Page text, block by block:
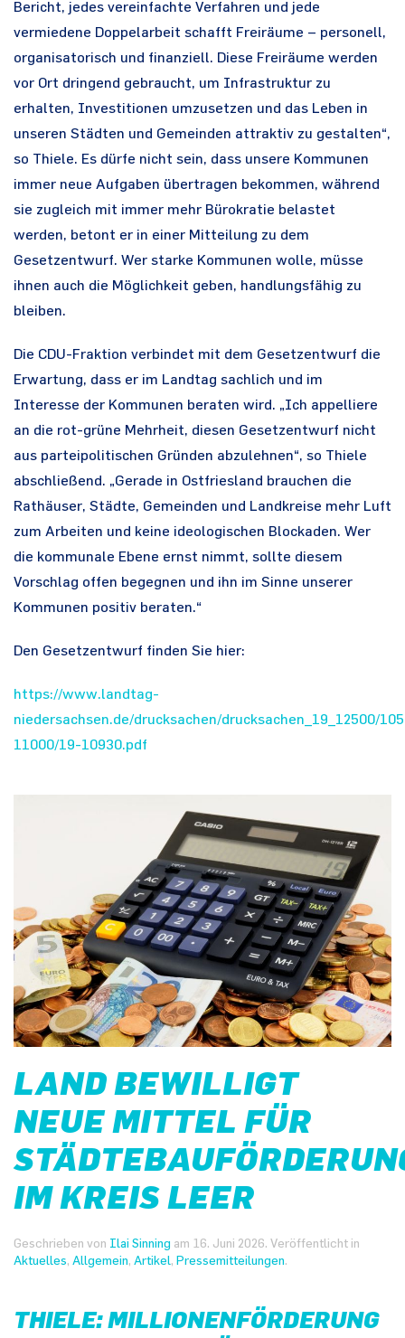
Bericht, jedes vereinfachte Verfahren und jede
vermiedene Doppelarbeit schafft Freiräume – personell,
organisatorisch und finanziell. Diese Freiräume werden
vor Ort dringend gebraucht, um Infrastruktur zu
erhalten, Investitionen umzusetzen und das Leben in
unseren Städten und Gemeinden attraktiv zu gestalten“,
so Thiele. Es dürfe nicht sein, dass unsere Kommunen
immer neue Aufgaben übertragen bekommen, während
sie zugleich mit immer mehr Bürokratie belastet
werden, betont er in einer Mitteilung zu dem
Gesetzentwurf. Wer starke Kommunen wolle, müsse
ihnen auch die Möglichkeit geben, handlungsfähig zu
bleiben.
Die CDU-Fraktion verbindet mit dem Gesetzentwurf die
Erwartung, dass er im Landtag sachlich und im
Interesse der Kommunen beraten wird. „Ich appelliere
an die rot-grüne Mehrheit, diesen Gesetzentwurf nicht
aus parteipolitischen Gründen abzulehnen“, so Thiele
abschließend. „Gerade in Ostfriesland brauchen die
Rathäuser, Städte, Gemeinden und Landkreise mehr Luft
zum Arbeiten und keine ideologischen Blockaden. Wer
die kommunale Ebene ernst nimmt, sollte diesem
Vorschlag offen begegnen und ihn im Sinne unserer
Kommunen positiv beraten.“
Den Gesetzentwurf finden Sie hier:
https://www.landtag-
niedersachsen.de/drucksachen/drucksachen_19_12500/
11000/19-10930.pdf
LAND BEWILLIGT
NEUE MITTEL FÜR
IM KREIS LEER
Geschrieben von Ilai Sinning am 16. Juni 2026. Veröffentlicht in
Aktuelles, Allgemein, Artikel, Pressemitteilungen.
THIELE: MILLIONENFÖRDERUNG